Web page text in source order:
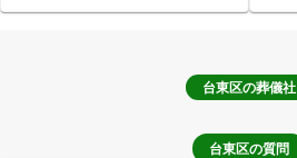
台東区の葬儀社
台東区の質問